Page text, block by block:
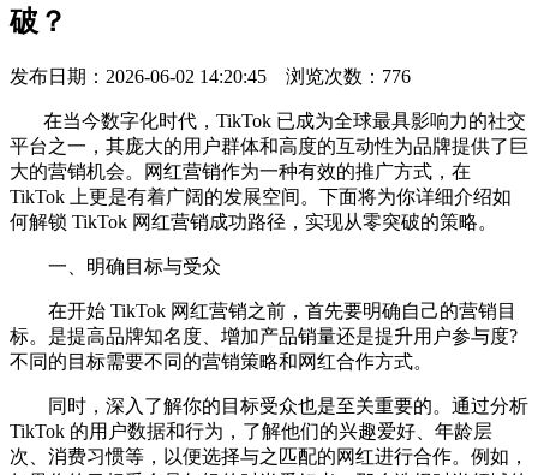
破？
发布日期：2026-06-02 14:20:45 浏览次数： 776
在当今数字化时代，TikTok 已成为全球最具影响力的社交
平台之一，其庞大的用户群体和高度的互动性为品牌提供了巨
大的营销机会。网红营销作为一种有效的推广方式，在
TikTok 上更是有着广阔的发展空间。下面将为你详细介绍如
何解锁 TikTok 网红营销成功路径，实现从零突破的策略。
一、明确目标与受众
在开始 TikTok 网红营销之前，首先要明确自己的营销目
标。是提高品牌知名度、增加产品销量还是提升用户参与度?
不同的目标需要不同的营销策略和网红合作方式。
同时，深入了解你的目标受众也是至关重要的。通过分析
TikTok 的用户数据和行为，了解他们的兴趣爱好、年龄层
次、消费习惯等，以便选择与之匹配的网红进行合作。例如，